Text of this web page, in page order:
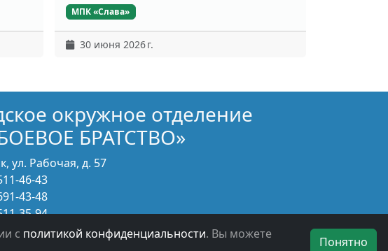
МПК «Слава»
30 июня 2026 г.
окружное отделение
БРАТСТВО»
ул. Рабочая, д. 57
46-43
43-48
35-94
с политикой конфиденциальности. Вы можете
Понятно